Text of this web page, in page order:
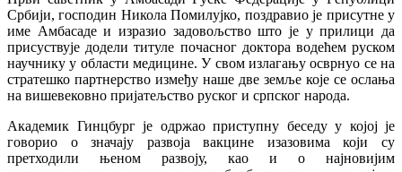
Србији, господин Никола Помилујко, поздравио је присутне у
име Амбасаде и изразио задовољство што је у прилици да
присуствује додели титуле почасног доктора водећем руском
научнику у области медицине. У свом излагању осврнуо се на
стратешко партнерство између наше две земље које се ослања
на вишевековно пријатељство руског и српског народа.
Академик Гинцбург је одржао приступну беседу у којој је
говорио о значају развоја вакцине изазовима који су
претходили њеном развоју, као и о најновијим